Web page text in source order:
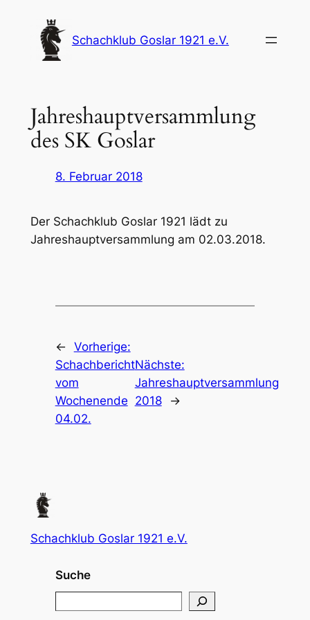
springen
Schachklub Goslar 1921 e.V.
Jahreshauptversammlung
des SK Goslar
8. Februar 2018
Der Schachklub Goslar 1921 lädt zu
Jahreshauptversammlung am 02.03.2018.
← Vorherige:
Schachbericht
vom
Wochenende
04.02.
Nächste:
Jahreshauptversammlung
2018
→
Schachklub Goslar 1921 e.V.
Suche